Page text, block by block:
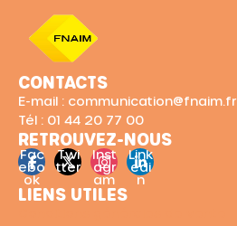
CONTACTS
E-mail : communication@fnaim.fr
Tél : 01 44 20 77 00
RETROUVEZ-NOUS
Fac
ebo
ok
Twi
tter
Inst
agr
am
Link
edi
n
LIENS UTILES